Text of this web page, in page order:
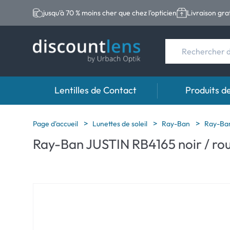
jusqu'à 70 % moins cher que chez l'opticien Livraison
Lentilles de Contact
Marques
Acuvue
Catégories
Lentilles
Produits
Marques
Eversee
Page d'accueil Lunettes de soleil Ray-Ban Ray-
Ray-Ban JUSTIN RB4165 noir /